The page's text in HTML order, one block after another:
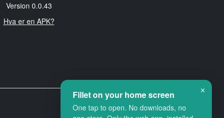
Version 0.0.43
Hva er en APK?
×
Fillet on your home screen
One tap to open. No downloads, no